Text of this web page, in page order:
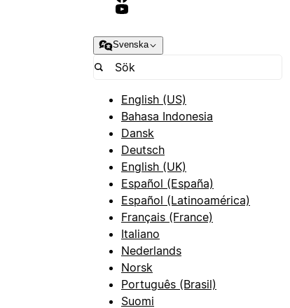
Svenska
English (US)
Bahasa Indonesia
Dansk
Deutsch
English (UK)
Español (España)
Español (Latinoamérica)
Français (France)
Italiano
Nederlands
Norsk
Português (Brasil)
Suomi